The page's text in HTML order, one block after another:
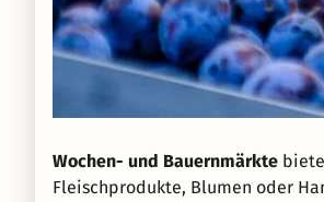
Wochen- und Bauernmärkte
Fleischprodukte, Blumen oder